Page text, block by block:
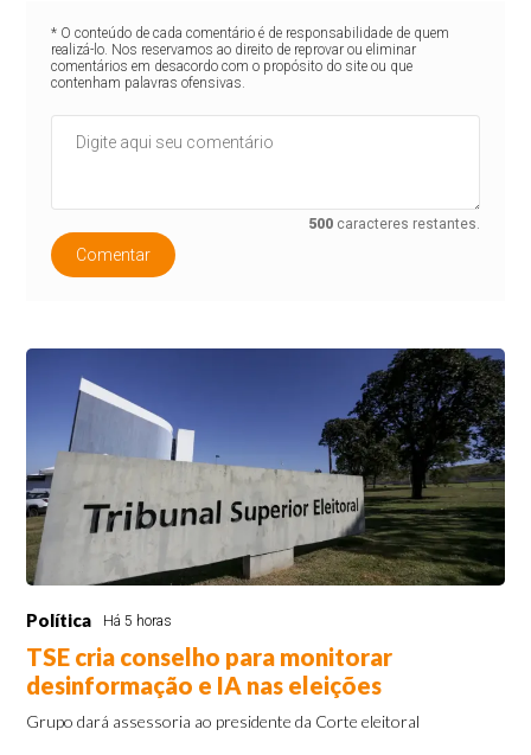
* O conteúdo de cada comentário é de responsabilidade de quem
realizá-lo. Nos reservamos ao direito de reprovar ou eliminar
comentários em desacordo com o propósito do site ou que
contenham palavras ofensivas.
500 caracteres restantes.
Comentar
Política Há 5 horas
TSE cria conselho para monitorar
desinformação e IA nas eleições
Grupo dará assessoria ao presidente da Corte eleitoral